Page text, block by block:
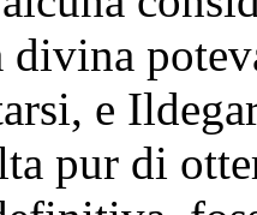
divina
e
pur di